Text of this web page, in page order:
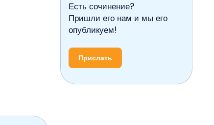
Есть сочинение?
Пришли его нам и мы его
опубликуем!
Прислать